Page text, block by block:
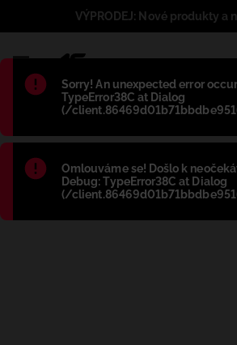
Błąd:
Sorry! An unexpected error
TypeError38C at Dialog
(/
Błąd:
Omlouváme se! Došlo k
Debug: TypeError38C at Dialog
(/
VÝPRODEJ: Nové produkty a